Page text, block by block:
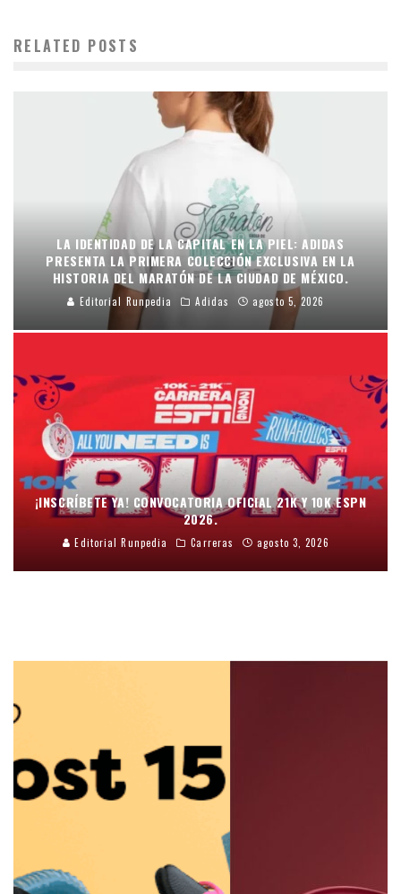
RELATED POSTS
LA IDENTIDAD DE LA CAPITAL EN LA PIEL: ADIDAS
PRESENTA LA PRIMERA COLECCIÓN EXCLUSIVA EN LA
HISTORIA DEL MARATÓN DE LA CIUDAD DE MÉXICO.
Editorial Runpedia Adidas agosto 5, 2026
¡INSCRÍBETE YA! CONVOCATORIA OFICIAL 21K Y 10K ESPN
2026.
Editorial Runpedia Carreras agosto 3, 2026